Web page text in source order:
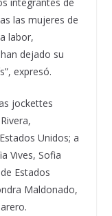
las mujeres de
labor,
dejado su
expresó.
jockettes
Unidos; a
Vives, Sofia
Estados
Maldonado,